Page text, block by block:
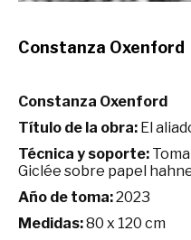
Constanza Oxenford
Constanza Oxenford
Título de la obra: El
Técnica y soporte:
Giclée sobre papel
Año de toma:2023
Medidas:80 x 120 cm